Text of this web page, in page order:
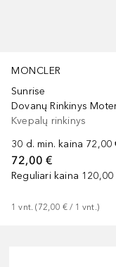
MONCLER
Sunrise
Dovanų Rinkinys
Kvepalų rinkinys
30 d. min. kaina 72,00
72,00 €
Reguliari kaina 120,00
1 vnt. (72,00 € / 1 vnt.)